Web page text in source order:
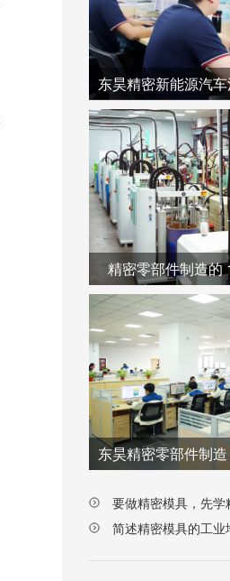
精密零部件制造的
要做精密模具，先学
简述精密模具的工业